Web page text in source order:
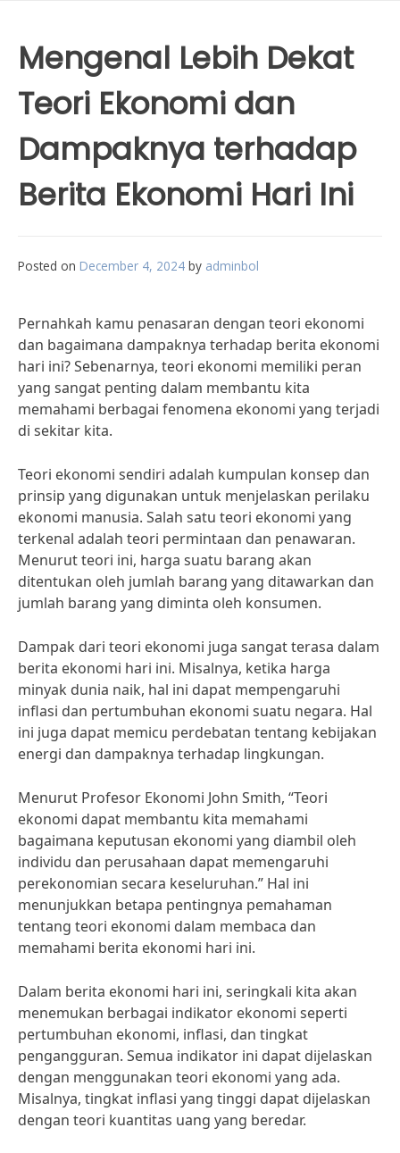
Mengenal Lebih Dekat
Teori Ekonomi dan
Dampaknya terhadap
Berita Ekonomi Hari Ini
Posted on December 4, 2024 by adminbol
Pernahkah kamu penasaran dengan teori ekonomi
dan bagaimana dampaknya terhadap berita ekonomi
hari ini? Sebenarnya, teori ekonomi memiliki peran
yang sangat penting dalam membantu kita
memahami berbagai fenomena ekonomi yang terjadi
di sekitar kita.
Teori ekonomi sendiri adalah kumpulan konsep dan
prinsip yang digunakan untuk menjelaskan perilaku
ekonomi manusia. Salah satu teori ekonomi yang
terkenal adalah teori permintaan dan penawaran.
Menurut teori ini, harga suatu barang akan
ditentukan oleh jumlah barang yang ditawarkan dan
jumlah barang yang diminta oleh konsumen.
Dampak dari teori ekonomi juga sangat terasa dalam
berita ekonomi hari ini. Misalnya, ketika harga
minyak dunia naik, hal ini dapat mempengaruhi
inflasi dan pertumbuhan ekonomi suatu negara. Hal
ini juga dapat memicu perdebatan tentang kebijakan
energi dan dampaknya terhadap lingkungan.
Menurut Profesor Ekonomi John Smith, “Teori
ekonomi dapat membantu kita memahami
bagaimana keputusan ekonomi yang diambil oleh
individu dan perusahaan dapat memengaruhi
perekonomian secara keseluruhan.” Hal ini
menunjukkan betapa pentingnya pemahaman
tentang teori ekonomi dalam membaca dan
memahami berita ekonomi hari ini.
Dalam berita ekonomi hari ini, seringkali kita akan
menemukan berbagai indikator ekonomi seperti
pertumbuhan ekonomi, inflasi, dan tingkat
pengangguran. Semua indikator ini dapat dijelaskan
dengan menggunakan teori ekonomi yang ada.
Misalnya, tingkat inflasi yang tinggi dapat dijelaskan
dengan teori kuantitas uang yang beredar.